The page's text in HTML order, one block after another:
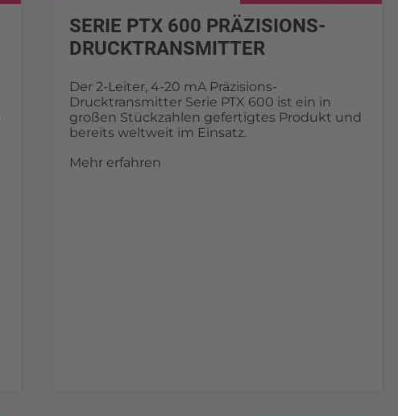
SERIE PTX 600 PRÄZISIONS-
DRUCKTRANSMITTER
Der 2-Leiter, 4-20 mA Präzisions-
Drucktransmitter Serie PTX 600 ist ein in
großen Stückzahlen gefertigtes Produkt und
bereits weltweit im Einsatz.
Mehr erfahren